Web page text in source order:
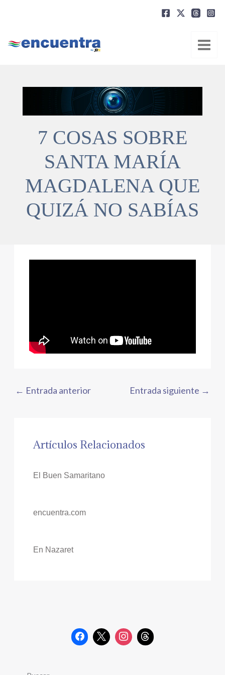
7 COSAS SOBRE
SANTA MARÍA
MAGDALENA QUE
QUIZÁ NO SABÍAS
← Entrada anterior Entrada siguiente →
Artículos Relacionados
El Buen Samaritano
encuentra.com
En Nazaret